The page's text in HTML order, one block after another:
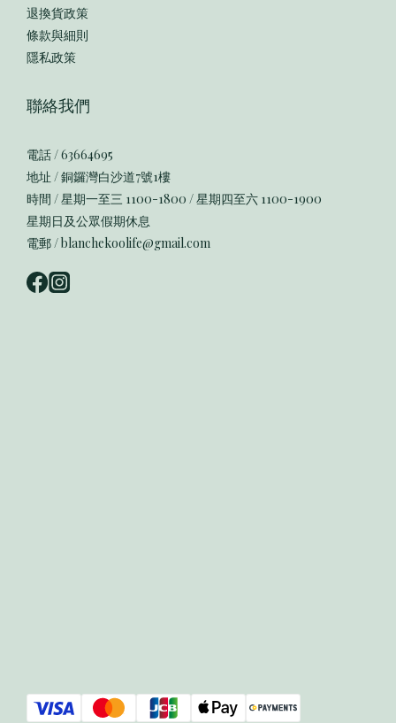
退換貨政策
條款與細則
隱私政策
聯絡我們
電話 / 63664695
地址 / 銅鑼灣白沙道7號1樓
時間 / 星期一至三 1100-1800 / 星期四至六 1100-1900
星期日及公眾假期休息
電郵 / blanchekoolife@gmail.com